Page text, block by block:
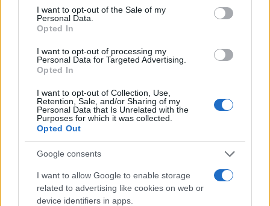
consent section.
I want to opt-out of the Sale of my
Personal Data.
Opted In
I want to opt-out of processing my
Personal Data for Targeted Advertising.
Opted In
I want to opt-out of Collection, Use,
Retention, Sale, and/or Sharing of my
Personal Data that Is Unrelated with the
Purposes for which it was collected.
Opted Out
Google consents
I want to allow Google to enable storage
related to advertising like cookies on web or
device identifiers in apps.
23/09/2021 - 17:30
ΕΝΦΙΑ 2021: Αναρτήθηκαν τα
αυξάνουν τον φόρο
23/09/2021 - 13:37
Οδηγίες για την εκτύπωση
23/09/2021 - 08:44